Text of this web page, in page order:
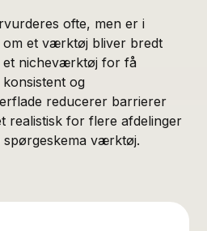
ofte, men er i
et værktøj bliver bredt
et nicheværktøj for få
konsistent og
reducerer barrierer
realistisk for flere afdelinger
spørgeskema værktøj.